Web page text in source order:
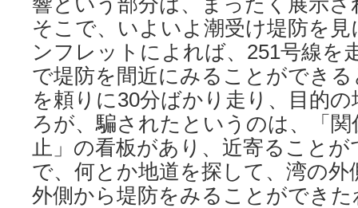
そこで、いよいよ潮受け堤防を
ンフレットによれば、251号線を
で堤防を間近にみることができ
を頼りに30分ばかり走り、目的
ろが、騙されたというのは、「
止」の看板があり、近寄ること
で、何とか地道を探して、湾の外
外側から堤防をみることができ